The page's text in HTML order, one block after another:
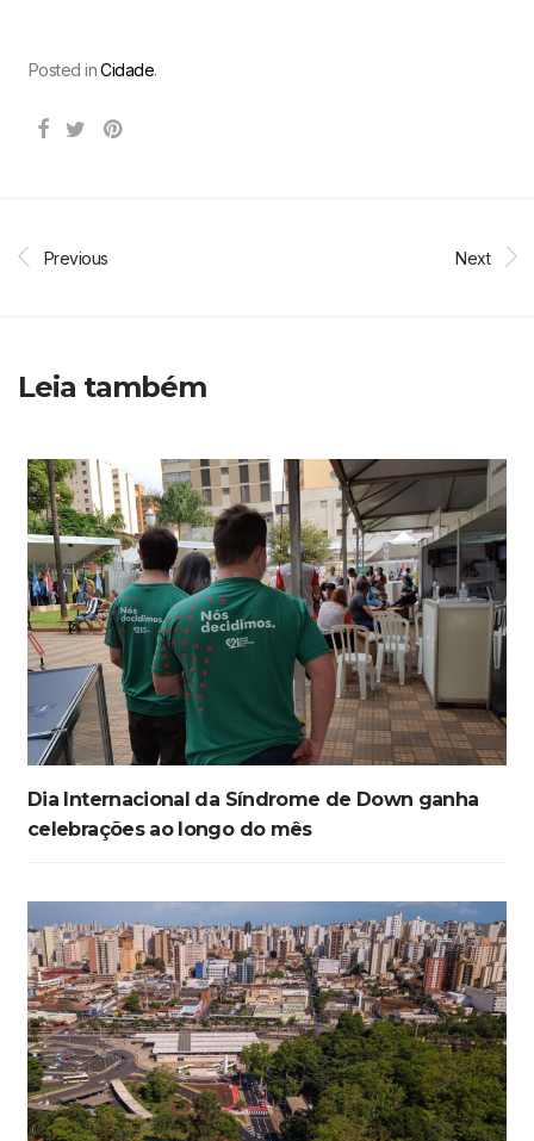
Posted inCidade.
Previous Next
Leia também
Dia Internacional da Síndrome de Down ganha
celebrações ao longo do mês